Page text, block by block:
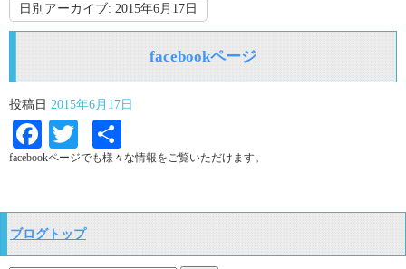
日別アーカイブ: 2015年6月17日
facebookページ
投稿日 2015年6月17日
Facebook
Twitter
有
facebookページでも様々な情報をご覧いただけます。
ブログトップ